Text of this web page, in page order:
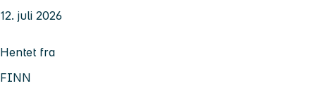
12. juli 2026
Hentet fra
FINN